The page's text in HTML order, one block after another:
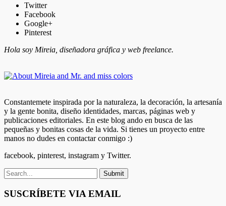
Twitter
Facebook
Google+
Pinterest
Hola soy Mireia, diseñadora gráfica y web freelance.
Constantemete inspirada por la naturaleza, la decoración, la artesanía
y la gente bonita, diseño identidades, marcas, páginas web y
publicaciones editoriales. En este blog ando en busca de las
pequeñas y bonitas cosas de la vida. Si tienes un proyecto entre
manos no dudes en contactar conmigo :)
facebook, pinterest, instagram y Twitter.
SUSCRÍBETE VIA EMAIL